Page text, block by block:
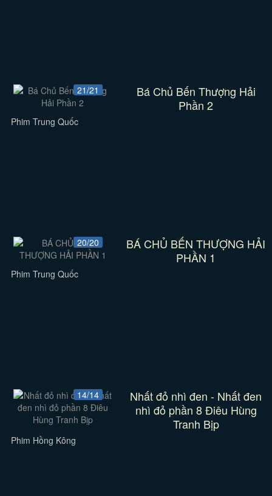
21/21
Bá Chủ Bến Thượng Hải
Phần 2
Phim Trung Quốc
20/20
BÁ CHỦ BẾN THƯỢNG HẢI
PHẦN 1
Phim Trung Quốc
14/14
Nhất đỏ nhì đen - Nhất đen
nhì đỏ phần 8 Điêu Hùng
Tranh Bịp
Phim Hồng Kông